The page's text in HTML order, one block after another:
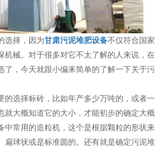
选择，因为甘肃污泥堆肥设备不仅符合国家
机械。对于很多对它不太了解的人来说，在
了，今天就跟小编来简单的了解一下关于污
的选择标砖，比如年产多少万吨的，或者一
就大概知道它的大小，才能初步的确定大概
中常用的造粒机，这个是根据颗粒的形状来
扁球状或是标准圆的。还有就是确定污泥堆